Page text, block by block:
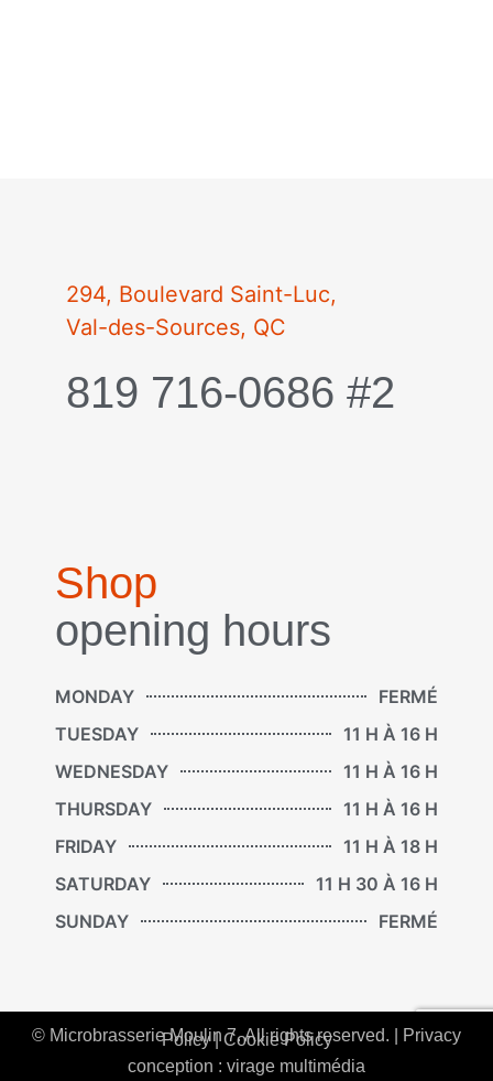
294, Boulevard Saint-Luc,
Val-des-Sources, QC
819 716-0686 #2
Shop
opening hours
MONDAY
FERMÉ
TUESDAY
11 H À 16 H
WEDNESDAY
11 H À 16 H
THURSDAY
11 H À 16 H
FRIDAY
11 H À 18 H
SATURDAY
11 H 30 À 16 H
SUNDAY
FERMÉ
© Microbrasserie Moulin 7. All rights reserved. | Privacy
Policy|Cookie Policy
conception : virage multimédia